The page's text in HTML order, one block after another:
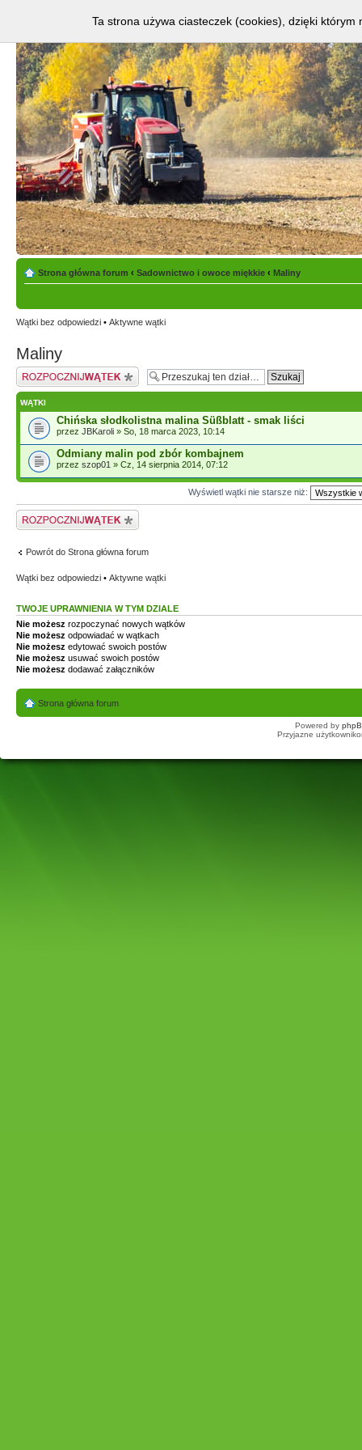
Strona główna forum ‹ Sadownictwo i owoce miękkie ‹ Maliny
Wątki bez odpowiedzi • Aktywne wątki
Maliny
Napisz wątek
WĄTKI
Chińska słodkolistna malina Süßblatt - smak liści
przez JBKaroli » So, 18 marca 2023, 10:14
Odmiany malin pod zbór kombajnem
przez szop01 » Cz, 14 sierpnia 2014, 07:12
Wyświetl wątki nie starsze niż:
Napisz wątek
Powrót do Strona główna forum
Wątki bez odpowiedzi • Aktywne wątki
TWOJE UPRAWNIENIA W TYM DZIALE
Nie możesz rozpoczynać nowych wątków
Nie możesz odpowiadać w wątkach
Nie możesz edytować swoich postów
Nie możesz usuwać swoich postów
Nie możesz dodawać załączników
Strona główna forum
Powered by
Przyjazne
Ta strona używa ciasteczek (cookies), dzięki którym